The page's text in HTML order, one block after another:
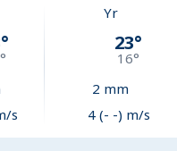
°
°
s
Yr
23°
16°
2 mm
4 (- -) m/s